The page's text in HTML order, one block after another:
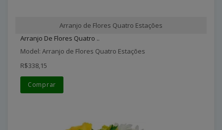
Arranjo de Flores Quatro Estações
Arranjo De Flores Quatro ..
Model: Arranjo de Flores Quatro Estações
R$338,15
Comprar